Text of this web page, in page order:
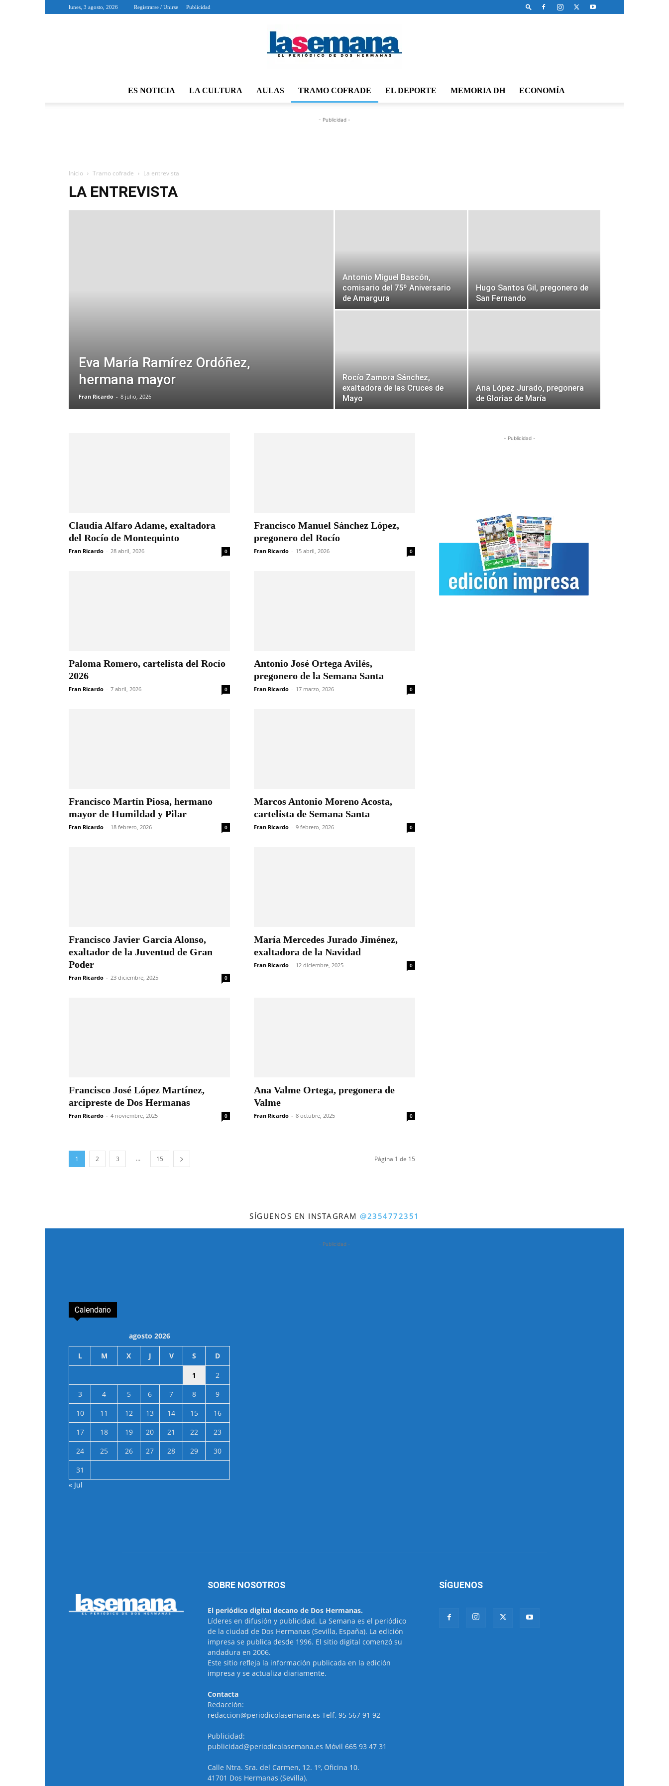
lunes, 3 agosto, 2026 Registrarse / Unirse Publicidad
Periódico
ES NOTICIA LA CULTURA AULAS TRAMO COFRADE EL DEPORTE MEMORIA DH ECONOMÍA
- Publicidad -
Inicio Tramo cofrade La entrevista
LA ENTREVISTA
Eva María Ramírez Ordóñez,
hermana mayor
Fran Ricardo - 8 julio, 2026
Antonio Miguel Bascón,
comisario del 75º Aniversario
de Amargura
Hugo Santos Gil, pregonero de
San Fernando
Rocío Zamora Sánchez,
exaltadora de las Cruces de
Mayo
Ana López Jurado, pregonera
de Glorias de María
Claudia Alfaro Adame, exaltadora
del Rocío de Montequinto
Fran Ricardo - 28 abril, 2026 0
Francisco Manuel Sánchez López,
pregonero del Rocío
Fran Ricardo - 15 abril, 2026 0
Paloma Romero, cartelista del Rocío
2026
Fran Ricardo - 7 abril, 2026 0
Antonio José Ortega Avilés,
pregonero de la Semana Santa
Fran Ricardo - 17 marzo, 2026 0
Francisco Martín Piosa, hermano
mayor de Humildad y Pilar
Fran Ricardo - 18 febrero, 2026 0
Marcos Antonio Moreno Acosta,
cartelista de Semana Santa
Fran Ricardo - 9 febrero, 2026 0
Francisco Javier García Alonso,
exaltador de la Juventud de Gran
Poder
Fran Ricardo - 23 diciembre, 2025 0
María Mercedes Jurado Jiménez,
exaltadora de la Navidad
Fran Ricardo - 12 diciembre, 2025 0
Francisco José López Martínez,
arcipreste de Dos Hermanas
Fran Ricardo - 4 noviembre, 2025 0
Ana Valme Ortega, pregonera de
Valme
Fran Ricardo - 8 octubre, 2025 0
1 2 3 ... 15 Página 1 de 15
- Publicidad -
SÍGUENOS EN INSTAGRAM@2354772351
- Publicidad -
Calendario
agosto 2026
L M X J V S D
1
2
3
4 5 6 7 8
9
10
11 12 13 14 15
16
17
18 19 20 21 22
23
24
25 26 27 28 29
30
31
« Jul
SOBRE NOSOTROS
El periódico digital decano de Dos Hermanas.
Líderes en difusión y publicidad. La Semana es el periódico
de la ciudad de Dos Hermanas (Sevilla, España). La edición
impresa se publica desde 1996. El sitio digital comenzó su
andadura en 2006.
Este sitio refleja la información publicada en la edición
impresa y se actualiza diariamente.
Contacta
Redacción:
redaccion@periodicolasemana.es Telf. 95 567 91 92
Publicidad:
publicidad@periodicolasemana.es Móvil 665 93 47 31
Calle Ntra. Sra. del Carmen, 12. 1º, Oficina 10.
41701 Dos Hermanas (Sevilla).
SÍGUENOS